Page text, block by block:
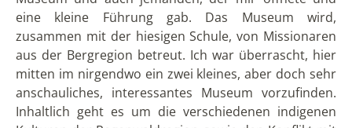
Als es schon fast dunkel war, fuhren wir wieder durch
den Kanal zu dem Wassersalat, wo uns ein
einzigartiges Bild erwartete: er war über und über mit
leuchtenden Punkten bedeckt. Unser Guide erklärte
uns, dass in den Blättern Larven leben, die dieses
Leuchten erzeugen. Im Hintergrund tanzten auch
noch einige Glühwürmchen und zusammen mit den